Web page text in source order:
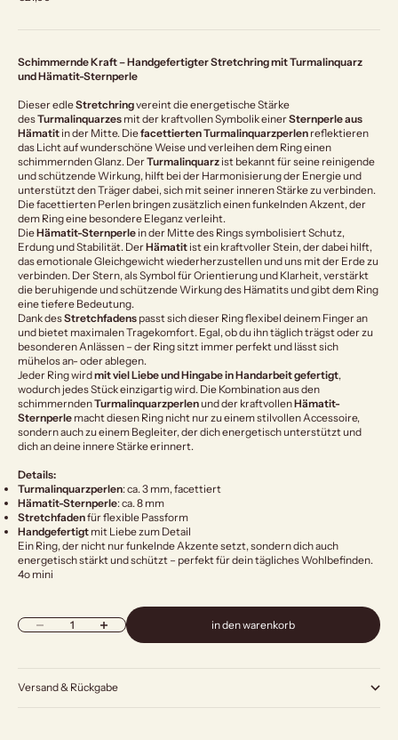
Schimmernde Kraft – Handgefertigter Stretchring mit Turmalinquarz
und Hämatit-Sternperle
Dieser edleStretchringvereint die energetische Stärke
desTurmalinquarzes mit der kraftvollen Symbolik einerSternperle aus
Hämatit in der Mitte. Diefacettierten Turmalinquarzperlen reflektieren
das Licht auf wunderschöne Weise und verleihen dem Ring einen
schimmernden Glanz. DerTurmalinquarz ist bekannt für seine reinigende
und schützende Wirkung, hilft bei der Harmonisierung der Energie und
unterstützt den Träger dabei, sich mit seiner inneren Stärke zu verbinden.
Die facettierten Perlen bringen zusätzlich einen funkelnden Akzent, der
dem Ring eine besondere Eleganz verleiht.
DieHämatit-Sternperle in der Mitte des Rings symbolisiert Schutz,
Erdung und Stabilität. DerHämatit ist ein kraftvoller Stein, der dabei hilft,
das emotionale Gleichgewicht wiederherzustellen und uns mit der Erde zu
verbinden. Der Stern, als Symbol für Orientierung und Klarheit, verstärkt
die beruhigende und schützende Wirkung des Hämatits und gibt dem Ring
eine tiefere Bedeutung.
Dank desStretchfadens passt sich dieser Ring flexibel deinem Finger an
und bietet maximalen Tragekomfort. Egal, ob du ihn täglich trägst oder zu
besonderen Anlässen – der Ring sitzt immer perfekt und lässt sich
mühelos an- oder ablegen.
Jeder Ring wirdmit viel Liebe und Hingabe in Handarbeit gefertigt,
wodurch jedes Stück einzigartig wird. Die Kombination aus den
schimmerndenTurmalinquarzperlenund der kraftvollenHämatit-
Sternperle macht diesen Ring nicht nur zu einem stilvollen Accessoire,
sondern auch zu einem Begleiter, der dich energetisch unterstützt und
dich an deine innere Stärke erinnert.
Details:
Turmalinquarzperlen: ca. 3 mm, facettiert
Hämatit-Sternperle: ca. 8 mm
Stretchfadenfür flexible Passform
Handgefertigt mit Liebe zum Detail
Ein Ring, der nicht nur funkelnde Akzente setzt, sondern dich auch
energetisch stärkt und schützt – perfekt für dein tägliches Wohlbefinden.
4o mini
Anzahl verringernAnzahl erhöhen in den warenkorb
Versand & Rückgabe